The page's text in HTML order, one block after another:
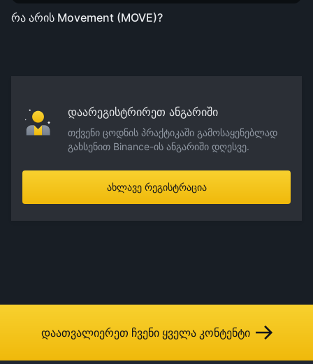
რა არის Movement (MOVE)?
დაარეგისტრირეთ ანგარიში
თქვენი ცოდნის პრაქტიკაში გამოსაყენებლად
გახსენით Binance-ის ანგარიში დღესვე.
ახლავე რეგისტრაცია
დაათვალიერეთ ჩვენი ყველა კონტენტი